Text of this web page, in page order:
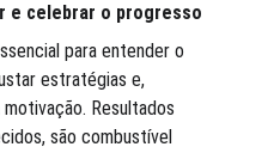
e celebrar o progresso
para entender o
estratégias e,
Resultados
são combustível